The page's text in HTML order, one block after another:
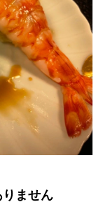
ません